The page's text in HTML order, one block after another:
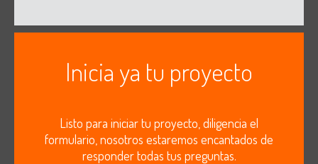
Inicia ya tu proyecto
Listo para iniciar tu proyecto, diligencia el
formulario, nosotros estaremos encantados de
responder todas tus preguntas.